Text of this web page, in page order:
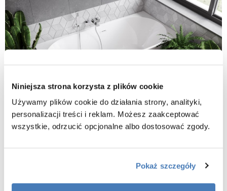
Niniejsza strona korzysta z plików cookie
Używamy plików cookie do działania strony, analityki,
personalizacji treści i reklam. Możesz zaakceptować
wszystkie, odrzucić opcjonalne albo dostosować zgody.
Pokaż szczegóły